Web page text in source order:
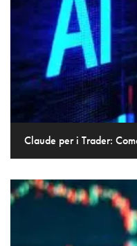
Claude per i Trader: